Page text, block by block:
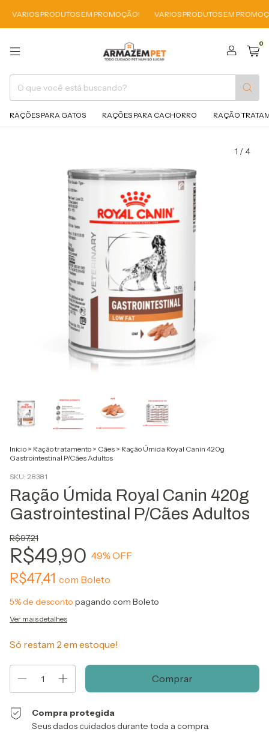
PRODUTOS EM PROMOÇÃO! VARIOS PRODUTOS EM PROMOÇÃO!
0
RAÇÕES PARA GATOS RAÇÕES PARA CACHORRO RAÇÃO
1 /4
Início > Ração tratamento > Cães > Ração Úmida Royal Canin 420g
Gastrointestinal P/Cães Adultos
SKU: 28381
Ração Úmida Royal Canin 420g
Gastrointestinal P/Cães Adultos
R$97,21
R$49,90 49% OFF
R$47,41 com Boleto
5% de desconto pagando com Boleto
Ver mais detalhes
Só restam 2 em estoque!
Compra protegida
Seus dados cuidados durante toda a compra.